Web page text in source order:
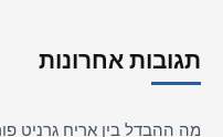
תגובות אחרונות
מה ההבדל בין אריח גרניט